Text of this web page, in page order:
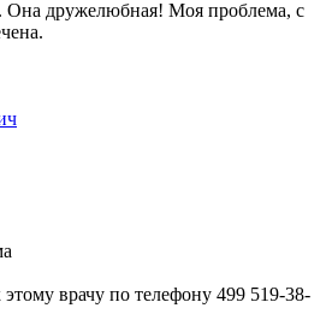
Она дружелюбная! Моя проблема, с
врачу по телефону 499 519-38-